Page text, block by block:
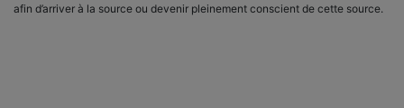
afin d’arriver à la source ou devenir pleinement conscient de cette source.